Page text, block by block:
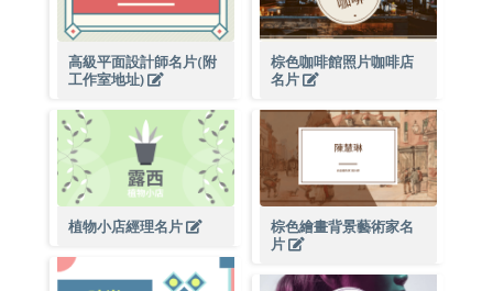
高級平面設計師名片(附
工作室地址)
植物小店經理名片
棕色咖啡館照片咖啡店
名片
棕色繪畫背景藝術家名
片